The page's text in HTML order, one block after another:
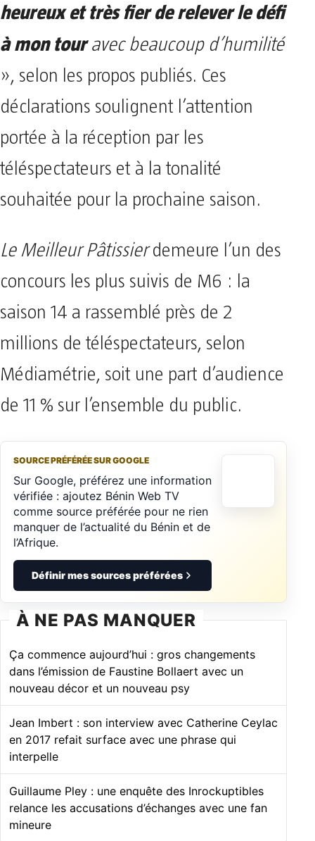
heureux et très fier de relever le défi
à mon touravec beaucoup d’humilité
», selon les propos publiés. Ces
déclarations soulignent l’attention
portée à la réception par les
téléspectateurs et à la tonalité
souhaitée pour la prochaine saison.
Le Meilleur Pâtissierdemeure l’un des
concours les plus suivis de M6 : la
saison 14 a rassemblé près de 2
millions de téléspectateurs, selon
Médiamétrie, soit une part d’audience
de 11 % sur l’ensemble du public.
SOURCE PRÉFÉRÉE SUR GOOGLE
Sur Google, préférez une information
vérifiée : ajoutez Bénin Web TV
comme source préférée pour ne rien
manquer de l’actualité du Bénin et de
l’Afrique.
Définir mes sources préférées
À NE PAS MANQUER
Ça commence aujourd’hui : gros changements
dans l’émission de Faustine Bollaert avec un
nouveau décor et un nouveau psy
Jean Imbert : son interview avec Catherine Ceylac
en 2017 refait surface avec une phrase qui
interpelle
Guillaume Pley : une enquête des Inrockuptibles
relance les accusations d’échanges avec une fan
mineure